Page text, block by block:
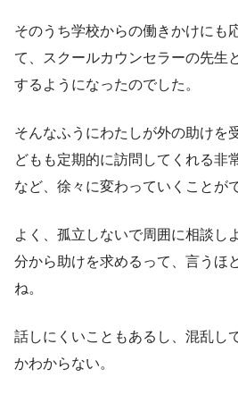
そのうち学校からの働きかけにも
て、スクールカウンセラーの先生
するようになったのでした。
そんなふうにわたしが外の助けを
どもも定期的に訪問してくれる非
など、徐々に変わっていくことが
よく、孤立しないで周囲に相談し
分から助けを求めるって、言うほ
ね。
話しにくいこともあるし、混乱し
かわからない。